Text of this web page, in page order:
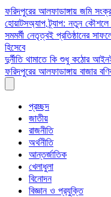
Skip
to
content
ফরিদপুরের আলফাডাঙ্গায় জমি
হোয়াটসঅ্যাপ ট্র্যাপ: নতুন কৌশলে
সমমর্মী নেতৃত্বই প্রতিষ্ঠানের
হিসেবে
দুর্নীতি থামাতে কি শুধু কঠোর
ফরিদপুরের আলফাডাঙ্গায় বাজার
প্রচ্ছদ
জাতীয়
রাজনীতি
অর্থনীতি
আন্তর্জাতিক
খেলাধুলা
বিনোদন
বিজ্ঞান ও প্রযুক্তি